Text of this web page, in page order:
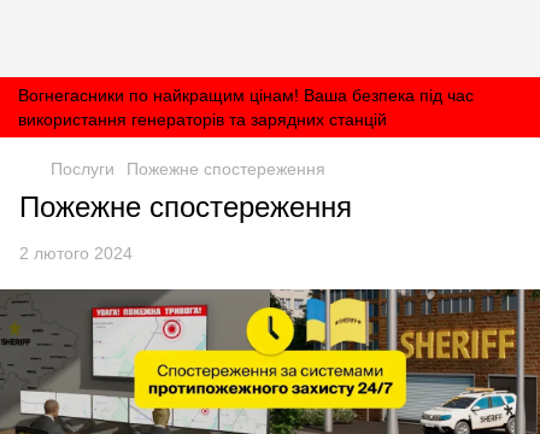
Вогнегасники по найкращим цінам! Ваша безпека під час
використання генераторів та зарядних станцій
Послуги Пожежне спостереження
Пожежне спостереження
2 лютого 2024